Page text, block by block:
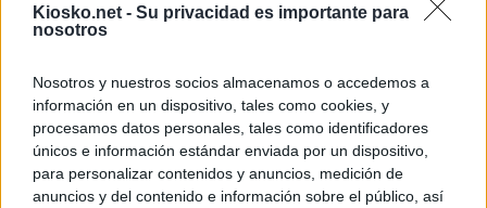
Kiosko.net - Su privacidad es importante para
nosotros
Nosotros y nuestros socios almacenamos o accedemos a
información en un dispositivo, tales como cookies, y
procesamos datos personales, tales como identificadores
únicos e información estándar enviada por un dispositivo,
para personalizar contenidos y anuncios, medición de
anuncios y del contenido e información sobre el público, así
El Gobierno
Privacidad y Cookies